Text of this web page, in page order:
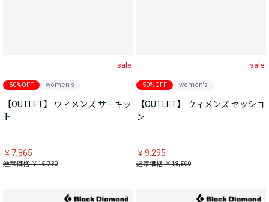
sale
50%OFF women's
【OUTLET】 ウィメンズ サーキッ
ト
￥7,865
通常価格 ￥15,730
sale
50%OFF women's
【OUTLET】 ウィメンズ セッショ
ン
￥9,295
通常価格 ￥18,590